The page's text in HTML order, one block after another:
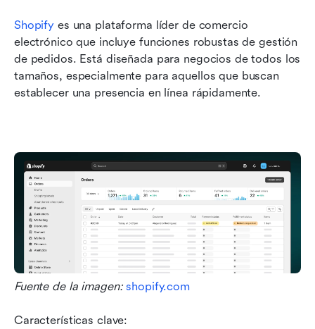
Shopify es una plataforma líder de comercio
electrónico que incluye funciones robustas de gestión
de pedidos. Está diseñada para negocios de todos los
tamaños, especialmente para aquellos que buscan
establecer una presencia en línea rápidamente.
Fuente de la imagen: shopify.com
Características clave: